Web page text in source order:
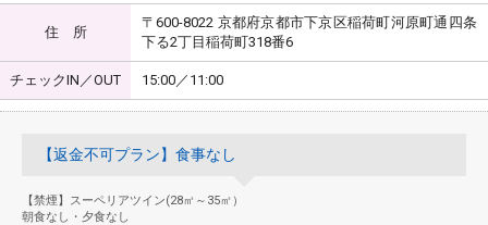
住 所
〒600-8022 京都府京都市下京区稲荷町河原町通四条
下る2丁目稲荷町318番6
チェックIN／OUT 15:00／11:00
【返金不可プラン】食事なし
【禁煙】スーペリアツイン(28㎡～35㎡）
朝食なし・夕食なし